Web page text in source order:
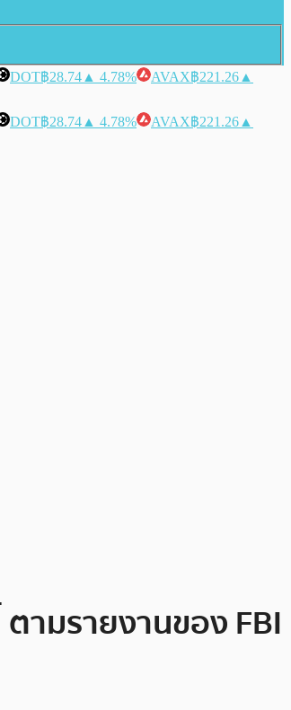
DOT฿28.74 ▲ 4.78% AVAX฿221.26 ▲
DOT฿28.74 ▲ 4.78% AVAX฿221.26 ▲
ามรายงานของ FBI